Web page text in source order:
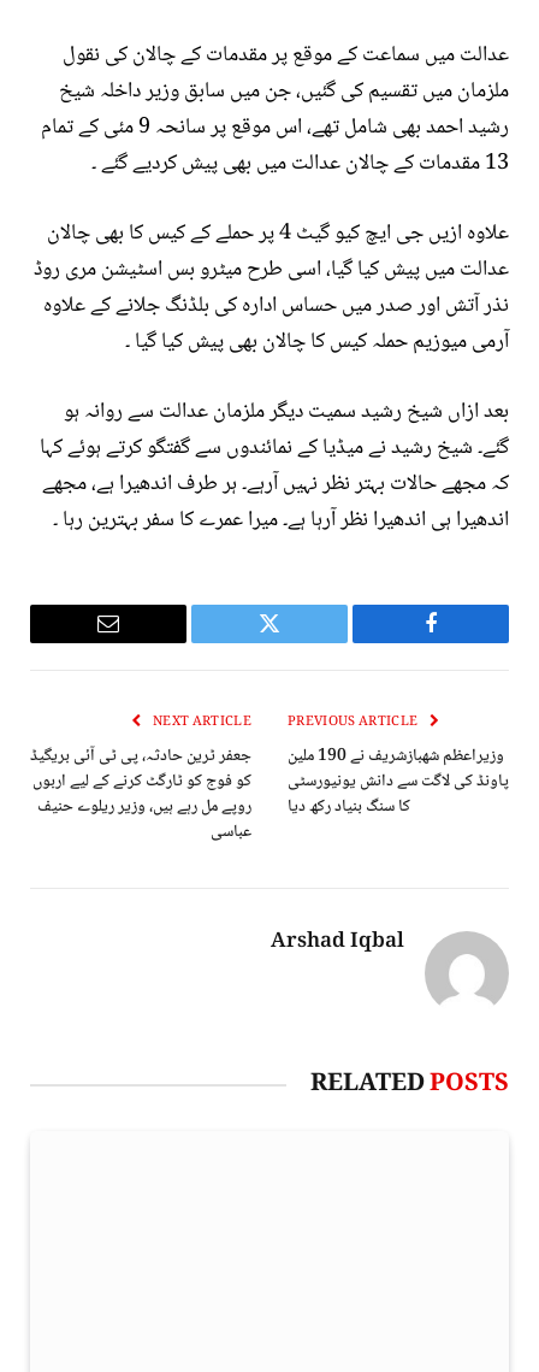
عدالت میں سماعت کے موقع پر مقدمات کے چالان کی نقول
ملزمان میں تقسیم کی گئیں، جن میں سابق وزیر داخلہ شیخ
رشید احمد بھی شامل تھے، اس موقع پر سانحہ 9 مئی کے تمام
13 مقدمات کے چالان عدالت میں بھی پیش کردیے گئے ۔
علاوہ ازیں جی ایچ کیو گیٹ 4 پر حملے کے کیس کا بھی چالان
عدالت میں پیش کیا گیا، اسی طرح میٹرو بس اسٹیشن مری روڈ
نذر آتش اور صدر میں حساس ادارہ کی بلڈنگ جلانے کے علاوہ
آرمی میوزیم حملہ کیس کا چالان بھی پیش کیا گیا ۔
بعد ازاں شیخ رشید سمیت دیگر ملزمان عدالت سے روانہ ہو
گئے۔ شیخ رشید نے میڈیا کے نمائندوں سے گفتگو کرتے ہوئے کہا
کہ مجھے حالات بہتر نظر نہیں آرہے۔ ہر طرف اندھیرا ہے، مجھے
اندھیرا ہی اندھیرا نظر آرہا ہے۔ میرا عمرے کا سفر بہترین رہا ۔
Facebook
Twitter
Email
وزيراعظم شهبازشريف نے 190 ملین
پاونڈ کی لاگت سے دانش یونیورسٹی
کا سنگ بنیاد رکھ دیا
NEXT ARTICLE
جعفر ٹرین حادثہ، پی ٹی آئی بریگیڈ
کو فوج کو ٹارگٹ کرنے کے لیے اربوں
روپے مل رہے ہیں، وزیر ریلوے حنیف
عباسی
Arshad Iqbal
RELATEDPOSTS